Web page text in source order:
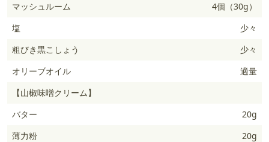
マッシュルーム
4個（30g）
塩
少々
粗びき黒こしょう
少々
オリーブオイル
適量
【山椒味噌クリーム】
バター
20g
薄力粉
20g